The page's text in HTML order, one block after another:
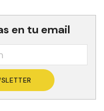
en tu email